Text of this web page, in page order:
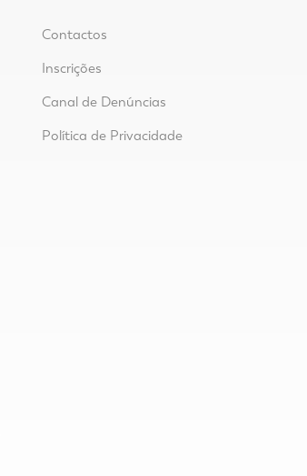
Contactos
Inscrições
Canal de Denúncias
Política de Privacidade